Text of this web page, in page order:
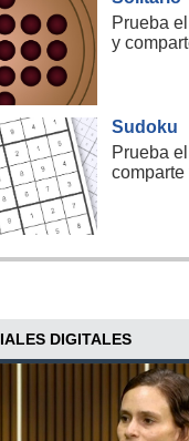
Prueba
y
Sudoku
Prueba
comparte
DIGITALES